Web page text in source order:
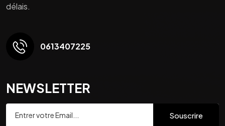
délais.
0613407225
NEWSLETTER
Souscrire